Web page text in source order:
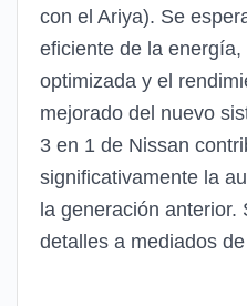
con el Ariya). Se
eficiente de la
optimizada y el
mejorado del nuevo
3 en 1 de Nissan
significativamente la
la generación anterior.
detalles a mediados